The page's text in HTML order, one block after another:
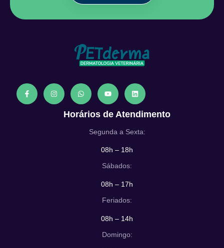
Horários de Atendimento
Segunda a Sexta:
08h – 18h
Sábados:
08h – 17h
Feriados:
08h – 14h
Domingo: